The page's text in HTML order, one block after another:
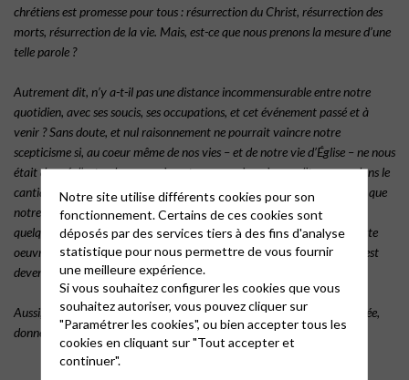
chrétiens est promesse pour tous : résurrection duChrist, résurrection des
morts, résurrection de la vie. Mais, est-ce que nousprenons la mesure d’une
telle parole ?
Autrement dit, n’y a-t-il pas une distance incommensurable entre notre
quotidien, avec ses soucis, ses occupations, et cet événement passé et à
venir ? Sansdoute, et nul raisonnement ne pourrait vaincre notre
scepticisme si, au coeurmême de nos vies – et de notre vie d’Église – ne nous
était donné d’entendreune voix autre, une voix qui nous dit comme dans le
cantique « Lève-toi, redresse ton dos ! ». Cette voix nous fait découvrir que
notre cause n’est jamaisperdue. Jusqu’au bout, et plus loin encore,
quelqu’un nous appelle, nousencourage, nous attend. Au regard de cette
oeuvre, la mort est vaincue. Car laprésence du Ressuscité à nos côtés est
devenue indéfectible.
Aussi, que les cloches de Pâques qui retentiront sur toute la terre habitée,
donnent à tous de partager cette joie présente et cette joie à venir !
Notre site utilise différents cookies pour son
fonctionnement. Certains de ces cookies sont
déposés par des services tiers à des fins d'analyse
statistique pour nous permettre de vous fournir
une meilleure expérience.
Si vous souhaitez configurer les cookies que vous
souhaitez autoriser, vous pouvez cliquer sur
"Paramétrer les cookies", ou bien accepter tous les
cookies en cliquant sur "Tout accepter et
continuer".